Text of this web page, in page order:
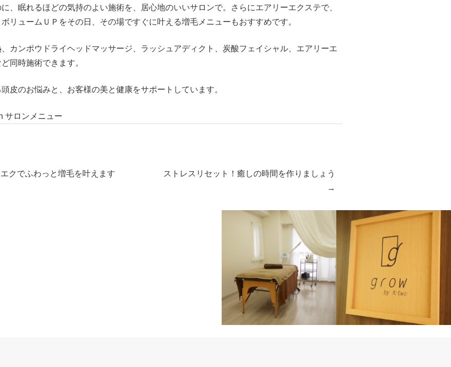
、眠れるほどの気持のよい施術を、居心地のいいサロンで。さらにエアリーエクステで、
リュームＵＰをその日、その場ですぐに叶える増毛メニューもおすすめです。
カンポウドライヘッドマッサージ、ラッシュアディクト、炭酸フェイシャル、エアリーエ
同時施術できます。
皮のお悩みと、お客様の美と健康をサポートしています。
サロンメニュー
クでふわっと増毛を叶えます ストレスリセット！癒しの時間を作りましょう